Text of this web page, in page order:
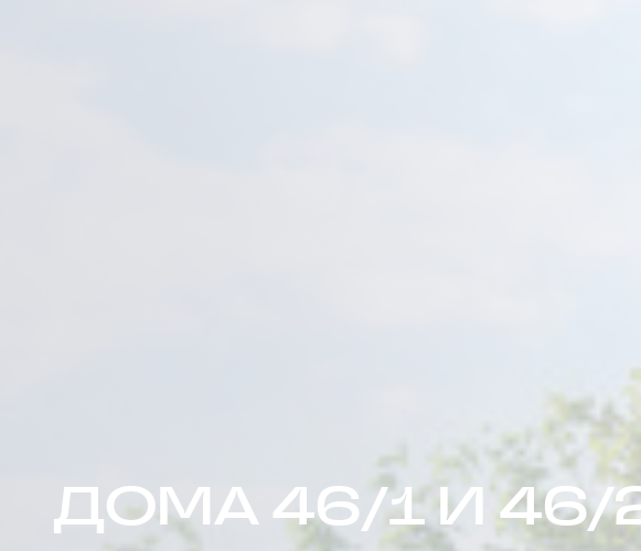
ДОМА 46/1 И 46/